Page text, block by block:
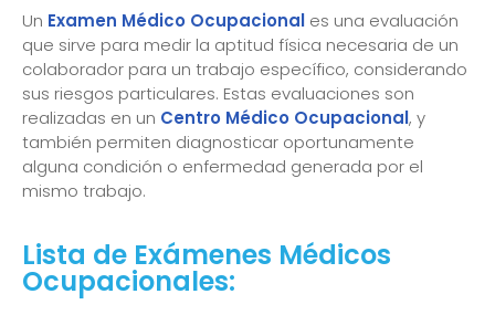
Un Examen Médico Ocupacional es una evaluación
que sirve para medir la aptitud física necesaria de un
colaborador para un trabajo específico, considerando
sus riesgos particulares. Estas evaluaciones son
realizadas en un Centro Médico Ocupacional, y
también permiten diagnosticar oportunamente
alguna condición o enfermedad generada por el
mismo trabajo.
Lista de Exámenes Médicos
Ocupacionales: